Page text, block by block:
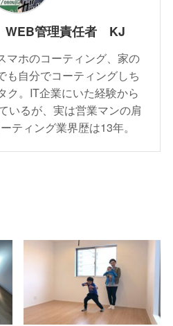
管理責任者 KJ
マホのコーティング、家の
も自分でコーティングしち
ク。IT企業にいた経験から
いるが、実は営業マンの肩
ティング業界歴は13年。